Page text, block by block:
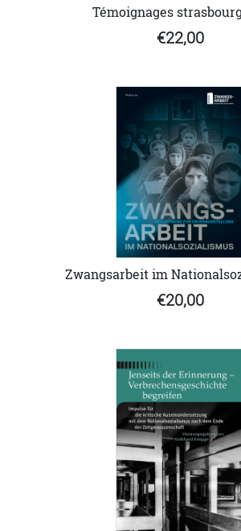
Témoignages
€22,00
Zwangsarbeit im
€20,00